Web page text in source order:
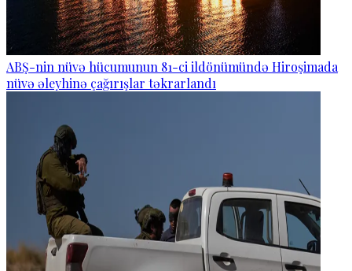
ABŞ-nin nüvə hücumunun 81-ci ildönümündə Hiroşimada
nüvə əleyhinə çağırışlar təkrarlandı